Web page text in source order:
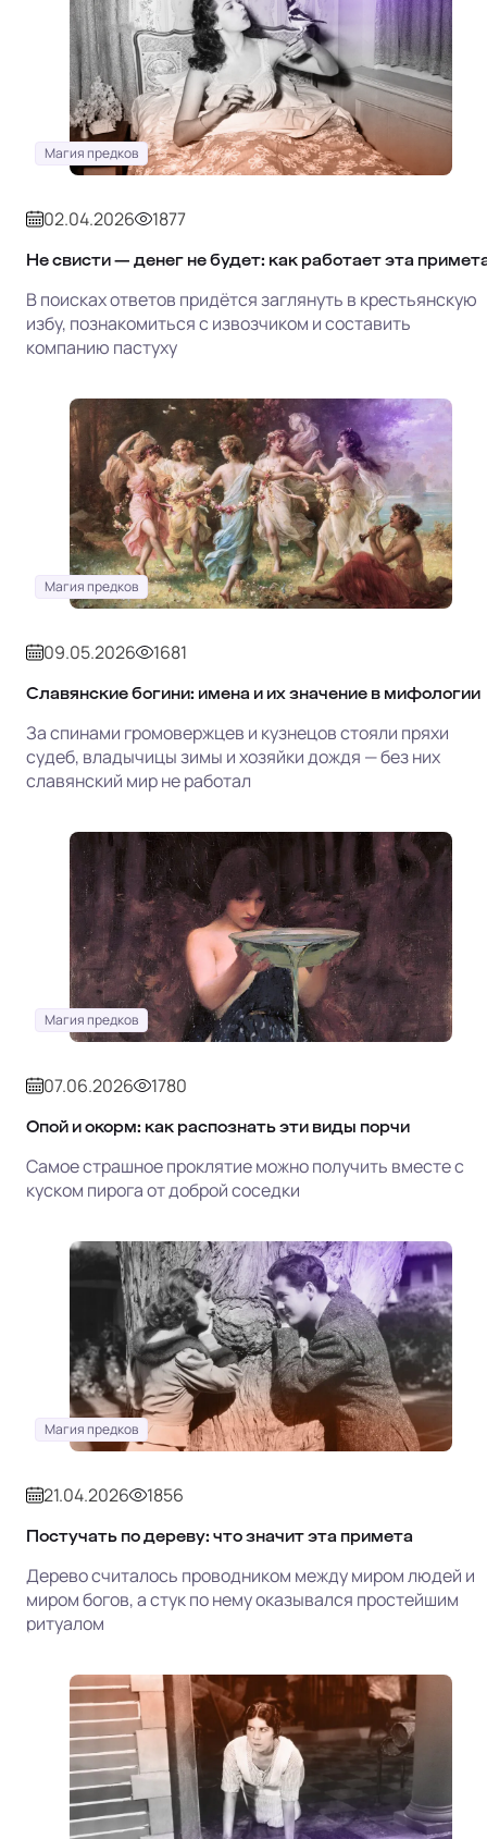
Магия предков
02.04.2026 1877
Не свисти — денег не будет: как работает эта
В поисках ответов придётся заглянуть в крестьянскую
избу, познакомиться с извозчиком и составить
компанию пастуху
Магия предков
09.05.2026 1681
Славянские богини: имена и их значение в мифологии
За спинами громовержцев и кузнецов стояли пряхи
судеб, владычицы зимы и хозяйки дождя — без них
славянский мир не работал
Магия предков
07.06.2026 1780
Опой и окорм: как распознать эти виды порчи
Самое страшное проклятие можно получить вместе с
куском пирога от доброй соседки
Магия предков
21.04.2026 1856
Постучать по дереву: что значит эта примета
Дерево считалось проводником между миром людей и
миром богов, а стук по нему оказывался простейшим
ритуалом